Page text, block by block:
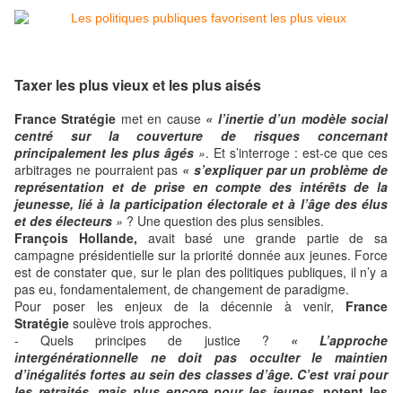
Taxer les plus vieux et les plus aisés
France Stratégie met en cause « l’inertie d’un modèle social
centré sur la couverture de risques concernant
principalement les plus âgés ». Et s’interroge : est-ce que ces
arbitrages ne pourraient pas « s’expliquer par un problème de
représentation et de prise en compte des intérêts de la
jeunesse, lié à la participation électorale et à l’âge des élus
et des électeurs » ? Une question des plus sensibles.
François Hollande, avait basé une grande partie de sa
campagne présidentielle sur la priorité donnée aux jeunes. Force
est de constater que, sur le plan des politiques publiques, il n’y a
pas eu, fondamentalement, de changement de paradigme.
Pour poser les enjeux de la décennie à venir, France
Stratégie soulève trois approches.
- Quels principes de justice ? « L’approche
intergénérationnelle ne doit pas occulter le maintien
d’inégalités fortes au sein des classes d’âge. C’est vrai pour